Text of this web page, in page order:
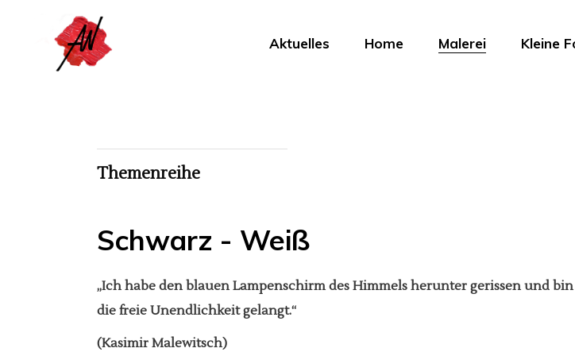
Aktuelles Home Malerei Kleine
Themenreihe
Schwarz - Weiß
„Ich habe den blauen Lampenschirm des Himmels herunter gerissen und
die freie Unendlichkeit gelangt.“
(Kasimir Malewitsch)